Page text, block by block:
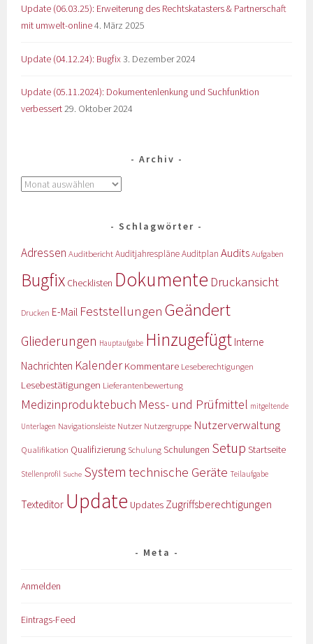
Update (06.03.25): Erweiterung des Rechtskatasters & Partnerschaft
mit umwelt-online4. März 2025
Update (04.12.24): Bugfix 3. Dezember 2024
Update (05.11.2024): Dokumentenlenkung und Suchfunktion
verbessert29. Oktober 2024
Archiv
Schlagwörter
Adressen AuditberichtAuditjahrespläneAuditplan Audits Aufgaben
Bugfix Checklisten Dokumente Druckansicht
Drucken E-Mail Feststellungen Geändert
Gliederungen Hauptaufgabe Hinzugefügt Interne
Nachrichten KalenderKommentare Leseberechtigungen
Lesebestätigungen Lieferantenbewertung
Medizinproduktebuch Mess- und Prüfmittel mitgeltende
Unterlagen Navigationsleiste Nutzer Nutzergruppe Nutzerverwaltung
Qualifikation Qualifizierung Schulung Schulungen Setup Startseite
Stellenprofil Suche System technische Geräte Teilaufgabe
Texteditor Update Updates Zugriffsberechtigungen
Meta
Anmelden
Eintrags-Feed